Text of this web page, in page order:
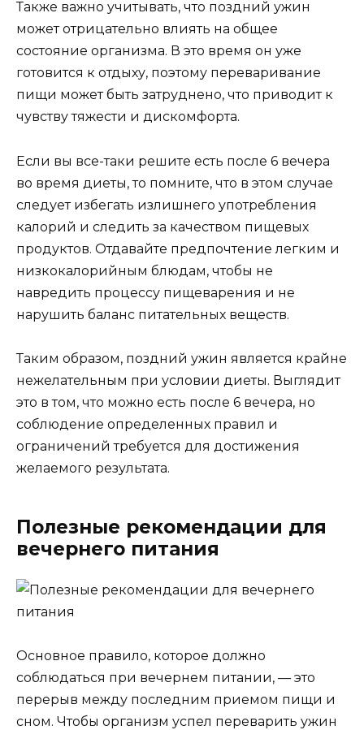
Также важно учитывать, что поздний ужин
может отрицательно влиять на общее
состояние организма. В это время он уже
готовится к отдыху, поэтому переваривание
пищи может быть затруднено, что приводит к
чувству тяжести и дискомфорта.
Если вы все-таки решите есть после 6 вечера
во время диеты, то помните, что в этом случае
следует избегать излишнего употребления
калорий и следить за качеством пищевых
продуктов. Отдавайте предпочтение легким и
низкокалорийным блюдам, чтобы не
навредить процессу пищеварения и не
нарушить баланс питательных веществ.
Таким образом, поздний ужин является крайне
нежелательным при условии диеты. Выглядит
это в том, что можно есть после 6 вечера, но
соблюдение определенных правил и
ограничений требуется для достижения
желаемого результата.
Полезные рекомендации для
вечернего питания
Основное правило, которое должно
соблюдаться при вечернем питании, — это
перерыв между последним приемом пищи и
сном. Чтобы организм успел переварить ужин